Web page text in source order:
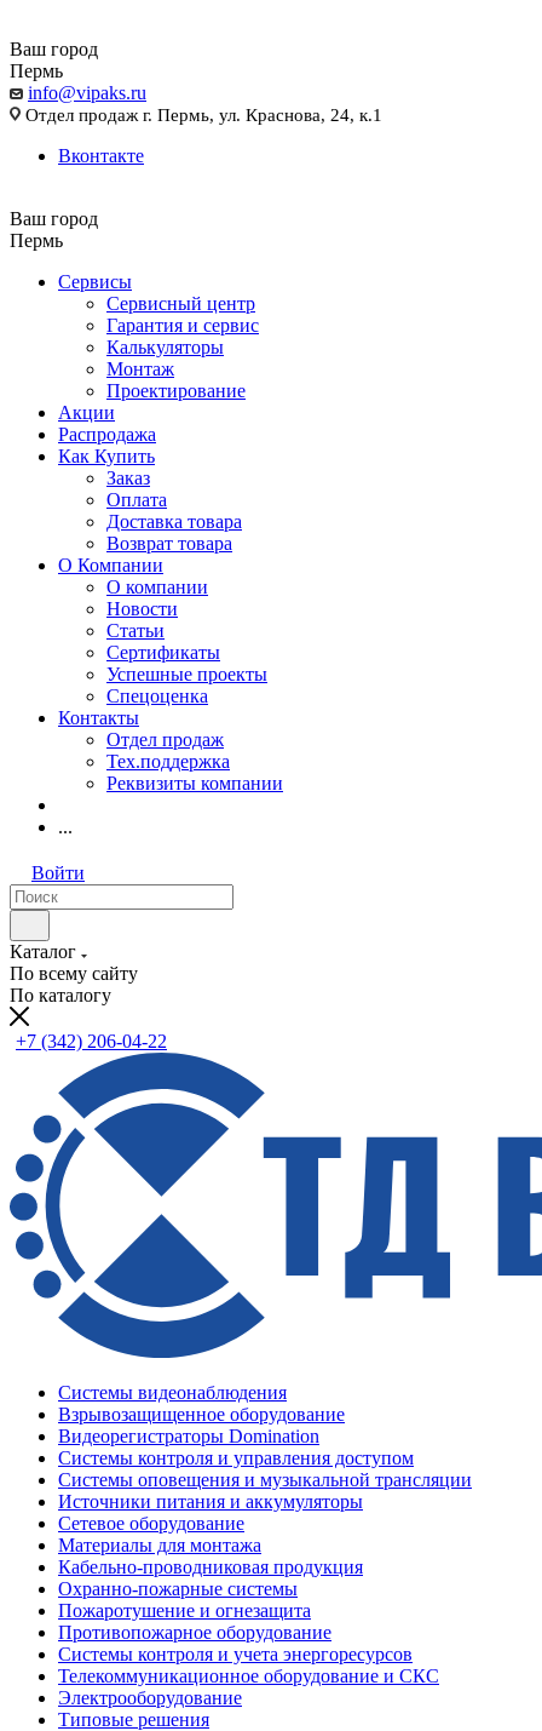
Ваш город
Пермь
info@vipaks.ru
Отдел продаж г. Пермь, ул. Краснова, 24, к.1
Вконтакте
Ваш город
Пермь
Сервисы
Сервисный центр
Гарантия и сервис
Калькуляторы
Монтаж
Проектирование
Акции
Распродажа
Как Купить
Заказ
Оплата
Доставка товара
Возврат товара
О Компании
О компании
Новости
Статьи
Сертификаты
Успешные проекты
Спецоценка
Контакты
Отдел продаж
Тех.поддержка
Реквизиты компании
...
Войти
Каталог
По всему сайту
По каталогу
+7 (342) 206-04-22
Системы видеонаблюдения
Взрывозащищенное оборудование
Видеорегистраторы Domination
Системы контроля и управления доступом
Системы оповещения и музыкальной трансляции
Источники питания и аккумуляторы
Сетевое оборудование
Материалы для монтажа
Кабельно-проводниковая продукция
Охранно-пожарные системы
Пожаротушение и огнезащита
Противопожарное оборудование
Системы контроля и учета энергоресурсов
Телекоммуникационное оборудование и СКС
Электрооборудование
Типовые решения